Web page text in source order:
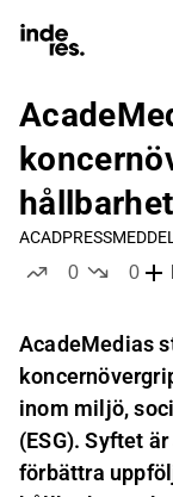
ACAD
0
0
AcadeMedias
inom miljö,
(ESG). Syftet
förbättra